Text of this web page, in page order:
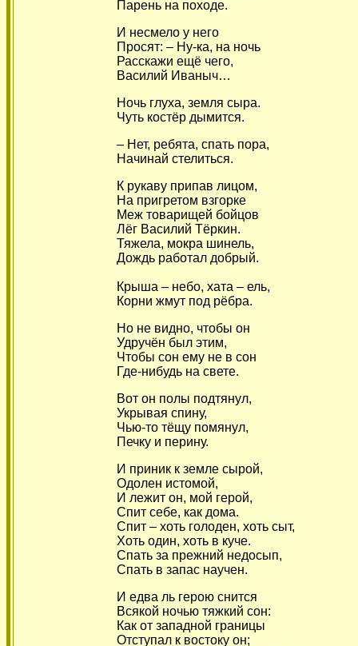
Парень на походе.
И несмело у него
Просят: – Ну-ка, на ночь
Расскажи ещё чего,
Василий Иваныч…
Ночь глуха, земля сыра.
Чуть костёр дымится.
– Нет, ребята, спать пора,
Начинай стелиться.
К рукаву припав лицом,
На пригретом взгорке
Меж товарищей бойцов
Лёг Василий Тёркин.
Тяжела, мокра шинель,
Дождь работал добрый.
Крыша – небо, хата – ель,
Корни жмут под рёбра.
Но не видно, чтобы он
Удручён был этим,
Чтобы сон ему не в сон
Где-нибудь на свете.
Вот он полы подтянул,
Укрывая спину,
Чью-то тёщу помянул,
Печку и перину.
И приник к земле сырой,
Одолен истомой,
И лежит он, мой герой,
Спит себе, как дома.
Спит – хоть голоден, хоть сыт,
Хоть один, хоть в куче.
Спать за прежний недосып,
Спать в запас научен.
И едва ль герою снится
Всякой ночью тяжкий сон:
Как от западной границы
Отступал к востоку он;